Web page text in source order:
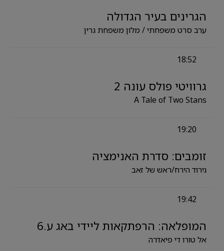
הגרינים בעיר הגדולה
ערב סרט משפחתי / מלון משפחת גרין
18:52
גרוויטי פולס עונה 2
A Tale of Two Stans
19:20
זומבים: סדרת האנימציה
גירוד הירח/ראש של זאב
19:42
המופלאה: הרפתקאות ליידי באג ע.6
אל טורו די פיאדרה